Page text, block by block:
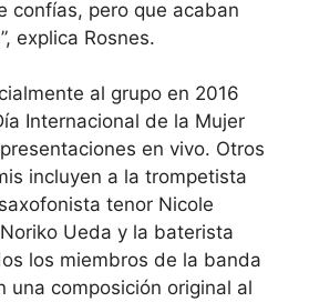
confías, pero que acaban
explica Rosnes.
al grupo en 2016
Internacional de la Mujer
en vivo. Otros
incluyen a la trompetista
tenor Nicole
Ueda y la baterista
los miembros de la banda
una composición original al